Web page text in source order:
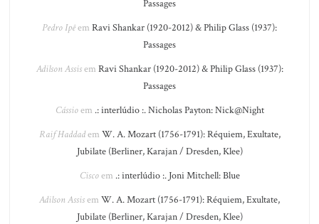
Passages
Pedro Ipêem Ravi Shankar (1920-2012) & Philip Glass (1937):
Passages
Adilson Assisem Ravi Shankar (1920-2012) & Philip Glass (1937):
Passages
Cássioem .: interlúdio :. Nicholas Payton: Nick@Night
Raif Haddadem W. A. Mozart (1756-1791): Réquiem, Exultate,
Jubilate (Berliner, Karajan / Dresden, Klee)
Ciscoem .: interlúdio :. Joni Mitchell: Blue
Adilson Assisem W. A. Mozart (1756-1791): Réquiem, Exultate,
Jubilate (Berliner, Karajan / Dresden, Klee)